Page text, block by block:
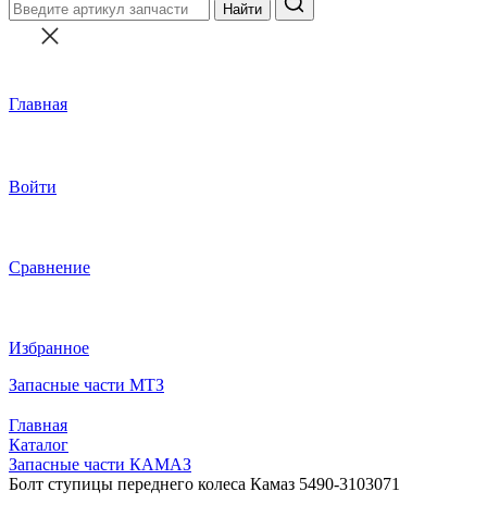
Найти
Главная
Войти
Сравнение
Избранное
Запасные части МТЗ
Главная
Каталог
Запасные части КАМАЗ
Болт ступицы переднего колеса Камаз 5490-3103071